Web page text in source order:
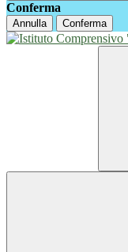
Conferma
Annulla Conferma